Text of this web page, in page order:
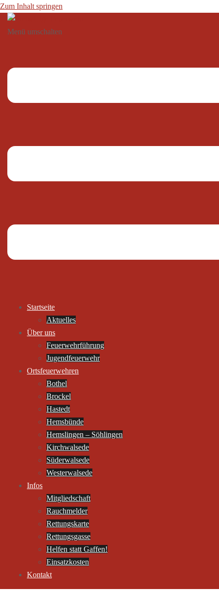
Zum Inhalt springen
Menü umschalten
Startseite
Aktuelles
Über uns
Feuerwehrführung
Jugendfeuerwehr
Ortsfeuerwehren
Bothel
Brockel
Hastedt
Hemsbünde
Hemslingen – Söhlingen
Kirchwalsede
Süderwalsede
Westerwalsede
Infos
Mitgliedschaft
Rauchmelder
Rettungskarte
Rettungsgasse
Helfen statt Gaffen!
Einsatzkosten
Kontakt